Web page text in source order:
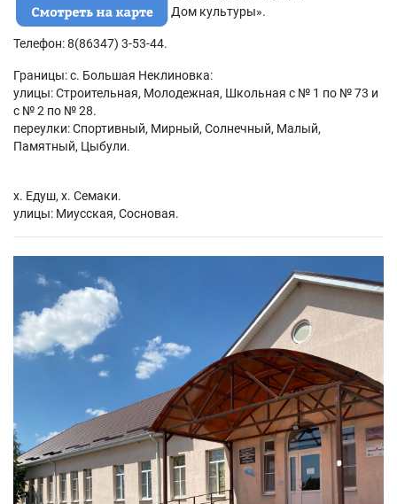
Дом культуры».
Телефон: 8(86347) 3-53-44.
Границы: с. Большая Неклиновка:
улицы: Строительная, Молодежная, Школьная с № 1 по № 73 и
с № 2 по № 28.
переулки: Спортивный, Мирный, Солнечный, Малый,
Памятный, Цыбули.
х. Едуш, х. Семаки.
улицы: Миусская, Сосновая.